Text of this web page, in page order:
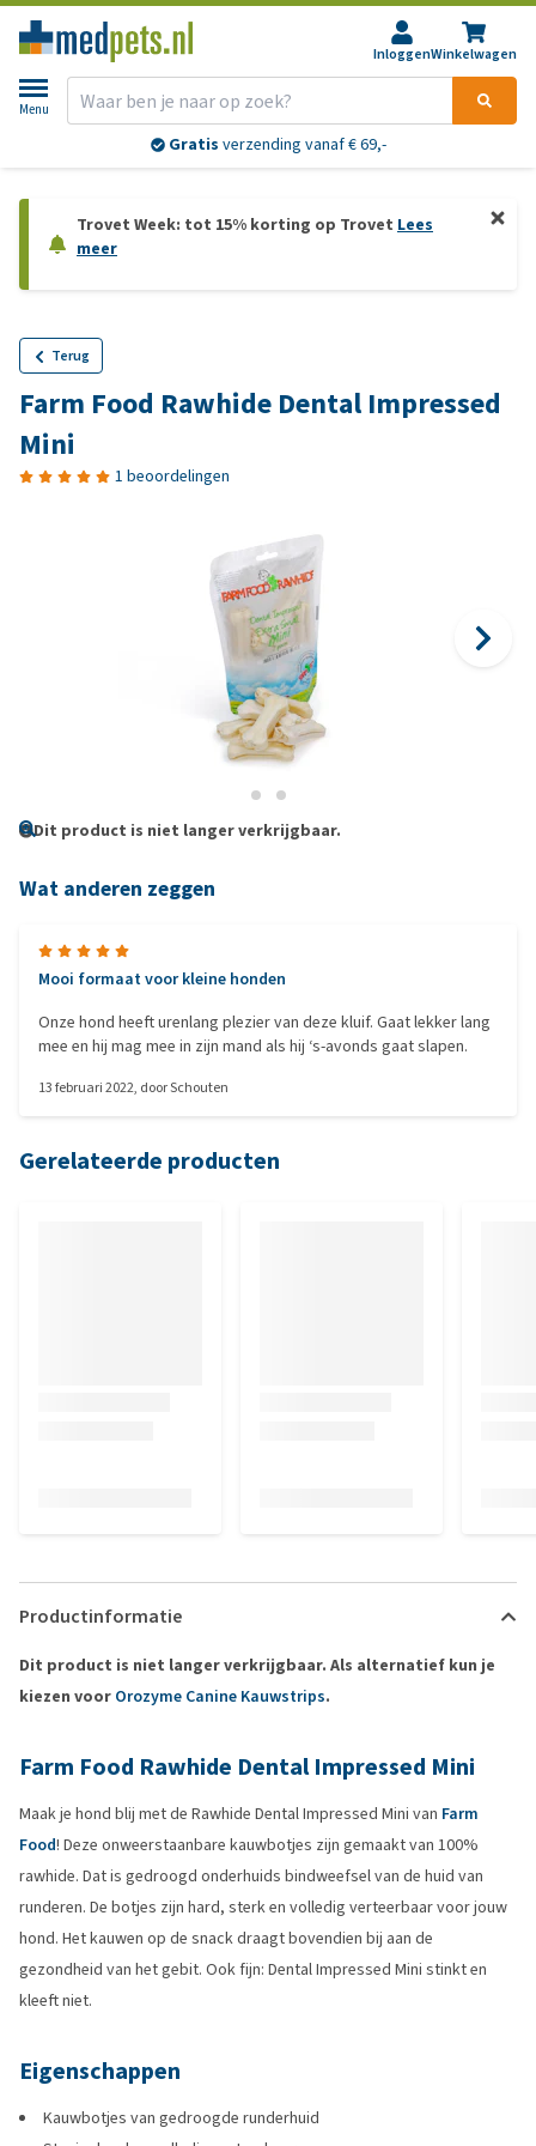
InloggenWinkelwagen
Menu
Gratis verzending vanaf € 69,-
Trovet Week: tot 15% korting op Trovet Lees
meer
Terug
Farm Food Rawhide Dental Impressed
Mini
1 beoordelingen
Dit product is niet langer verkrijgbaar.
Wat anderen zeggen
Mooi formaat voor kleine honden
Onze hond heeft urenlang plezier van deze kluif. Gaat lekker lang
mee en hij mag mee in zijn mand als hij ‘s-avonds gaat slapen.
13 februari 2022, doorSchouten
Gerelateerde producten
Productinformatie
Dit product is niet langer verkrijgbaar. Als alternatief kun je
kiezen voor Orozyme Canine Kauwstrips.
Farm Food Rawhide Dental Impressed Mini
Maak je hond blij met de Rawhide Dental Impressed Mini van Farm
Food! Deze onweerstaanbare kauwbotjes zijn gemaakt van 100%
rawhide. Dat is gedroogd onderhuids bindweefsel van de huid van
runderen. De botjes zijn hard, sterk en volledig verteerbaar voor jouw
hond. Het kauwen op de snack draagt bovendien bij aan de
gezondheid van het gebit. Ook fijn: Dental Impressed Mini stinkt en
kleeft niet.
Eigenschappen
Kauwbotjes van gedroogde runderhuid